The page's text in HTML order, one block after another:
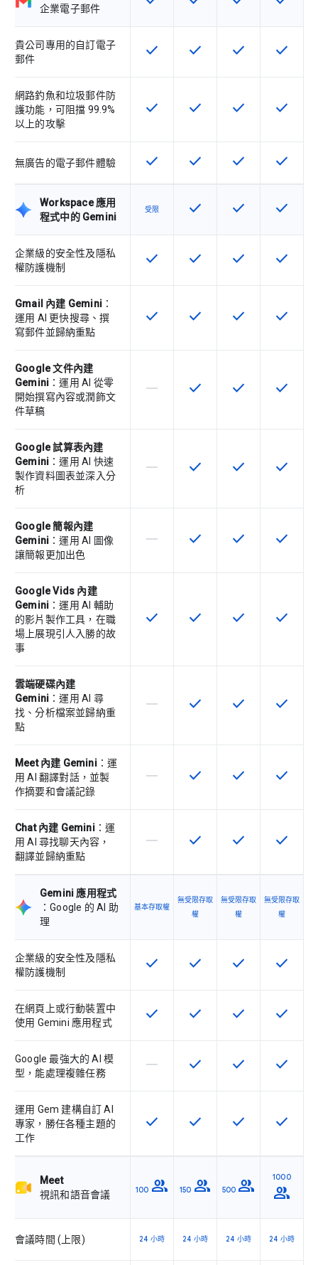
企業電子郵件
貴公司專用的自訂電子
郵件
這項功能適用於該 SKU
check 這項功能適用於該 SKU
check 這項功能適用於
check 這項功
check
網路釣魚和垃圾郵件防
護功能，可阻擋 99.9%
以上的攻擊
這項功能適用於該 SKU
check 這項功能適用於該 SKU
check 這項功能適用於
check 這項功
check
無廣告的電子郵件體驗 這項功能適用於該 SKU
check 這項功能適用於該 SKU
check 這項功能適用於
check 這項功
check
Workspace 應用
程式中的 Gemini
受限 這項功能適用於該 SKU
check 這項功能適用於
check 這項功
check
企業級的安全性及隱私
權防護機制
這項功能適用於該 SKU
check 這項功能適用於該 SKU
check 這項功能適用於
check 這項功
check
Gmail 內建 Gemini ：
運用 AI 更快搜尋、撰
寫郵件並歸納重點
這項功能適用於該 SKU
check 這項功能適用於該 SKU
check 這項功能適用於
check 這項功
check
Google 文件內建
Gemini ：運用 AI 從零
開始撰寫內容或潤飾文
件草稿
這個 SKU 不支援這項功能
horizontal_rule 這項功能適用於該 SKU
check 這項功能適用於
check 這項功
check
Google 試算表內建
Gemini ：運用 AI 快速
製作資料圖表並深入分
析
這個 SKU 不支援這項功能
horizontal_rule 這項功能適用於該 SKU
check 這項功能適用於
check 這項功
check
Google 簡報內建
Gemini ：運用 AI 圖像
讓簡報更加出色
這個 SKU 不支援這項功能
horizontal_rule 這項功能適用於該 SKU
check 這項功能適用於
check 這項功
check
Google Vids 內建
Gemini ：運用 AI 輔助
的影片製作工具，在職
場上展現引人入勝的故
事
這項功能適用於該 SKU
check 這項功能適用於該 SKU
check 這項功能適用於
check 這項功
check
雲端硬碟內建
Gemini ：運用 AI 尋
找、分析檔案並歸納重
點
這個 SKU 不支援這項功能
horizontal_rule 這項功能適用於該 SKU
check 這項功能適用於
check 這項功
check
Meet 內建 Gemini：運
用 AI 翻譯對話，並製
作摘要和會議記錄
這個 SKU 不支援這項功能
horizontal_rule 這項功能適用於該 SKU
check 這項功能適用於
check 這項功
check
Chat 內建 Gemini：運
用 AI 尋找聊天內容，
翻譯並歸納重點
這個 SKU 不支援這項功能
horizontal_rule 這項功能適用於該 SKU
check 這項功能適用於
check 這項功
check
Gemini 應用程式
：Google 的 AI 助
理
基本存取權
無受限存取
權
無受限存取
權
無受限存取
權
企業級的安全性及隱私
權防護機制
這項功能適用於該 SKU
check 這項功能適用於該 SKU
check 這項功能適用於
check 這項功
check
在網頁上或行動裝置中
使用 Gemini 應用程式
這項功能適用於該 SKU
check 這項功能適用於該 SKU
check 這項功能適用於
check 這項功
check
Google 最強大的 AI 模
型，能處理複雜任務
這個 SKU 不支援這項功能
horizontal_rule 這項功能適用於該 SKU
check 這項功能適用於
check 這項功
check
運用 Gem 建構自訂 AI
專家，勝任各種主題的
工作
這項功能適用於該 SKU
check 這項功能適用於該 SKU
check 這項功能適用於
check 這項功
check
Meet
視訊和語音會議
100 group 150 group 500 group 1000
group
會議時間 (上限) 24 小時 24 小時 24 小時 24 小時